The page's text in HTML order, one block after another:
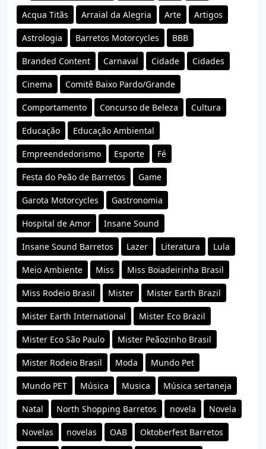
Acqua Titãs Arraial da Alegria Arte Artigos
Astrologia Barretos Motorcycles BBB
Branded Content Carnaval Cidade Cidades
Cinema Comitê Baixo Pardo/Grande
Comportamento Concurso de Beleza Cultura
Educação Educação Ambiental
Empreendedorismo Esporte Fé
Festa do Peão de Barretos Game
Garota Motorcycles Gastronomia
Hospital de Amor Insane Sound
Insane Sound Barretos Lazer Literatura Lula
Meio Ambiente Miss Miss Boiadeirinha Brasil
Miss Rodeio Brasil Mister Mister Earth Brazil
Mister Earth International Mister Eco Brazil
Mister Eco São Paulo Mister Peãozinho Brasil
Mister Rodeio Brasil Moda Mundo Pet
Mundo PET Música Musica Música sertaneja
Natal North Shopping Barretos novela Novela
Novelas novelas OAB Oktoberfest Barretos